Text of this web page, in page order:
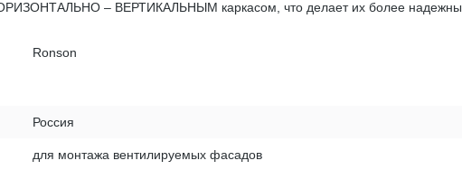
– ВЕРТИКАЛЬНЫМ каркасом, что делает их более
Ronson
Россия
для монтажа вентилируемых фасадов